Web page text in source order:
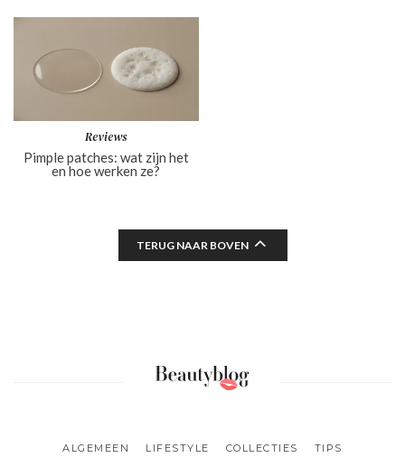
Reviews
Pimple patches: wat zijn het
en hoe werken ze?
TERUG NAAR BOVEN
ALGEMEEN LIFESTYLE COLLECTIES TIPS